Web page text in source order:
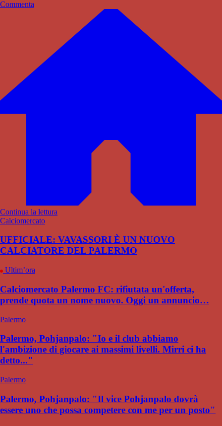
Commenta
Continua la lettura
Calciomercato
UFFICIALE: VAVASSORI È UN NUOVO
CALCIATORE DEL PALERMO
Ultim’ora
Calciomercato Palermo FC: rifiutata un'offerta,
prende quota un nome nuovo. Oggi un annuncio…
Palermo
Palermo, Pohjanpalo: "Io e il club abbiamo
l'ambizione di giocare ai massimi livelli. Mirri ci ha
detto..."
Palermo
Palermo, Pohjanpalo: "Il vice Pohjanpalo dovrà
essere uno che possa competere con me per un posto"